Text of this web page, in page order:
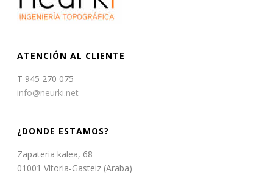
ATENCIÓN AL CLIENTE
T 945 270 075
info@neurki.net
¿DONDE ESTAMOS?
Zapateria kalea, 68
01001 Vitoria-Gasteiz (Araba)